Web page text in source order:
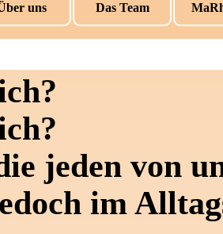
uns Das Team
jeden von
im